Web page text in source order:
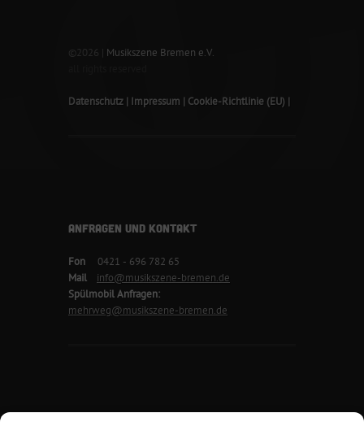
©2026 | Musikszene Bremen e.V.
Datenschutz Impressum Cookie-Richtlinie (EU)
ANFRAGEN UND KONTAKT
Fon
0421 - 696 782 65
Mail
info@musikszene-bremen.de
Spülmobil Anfragen:
mehrweg@musikszene-bremen.de